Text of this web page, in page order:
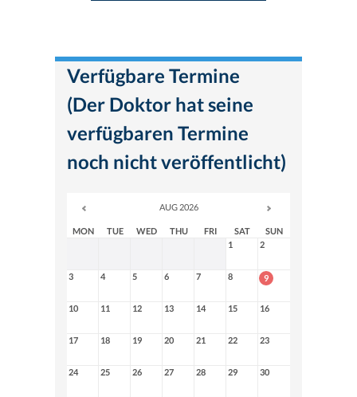
Verfügbare Termine
(Der Doktor hat seine
verfügbaren Termine
noch nicht veröffentlicht)
AUG 2026
MON TUE WED THU FRI SAT
SUN
1
2
3 4 5 6 7 8 9
10 11 12 13 14 15 16
17 18 19 20 21 22 23
24 25 26 27 28 29 30